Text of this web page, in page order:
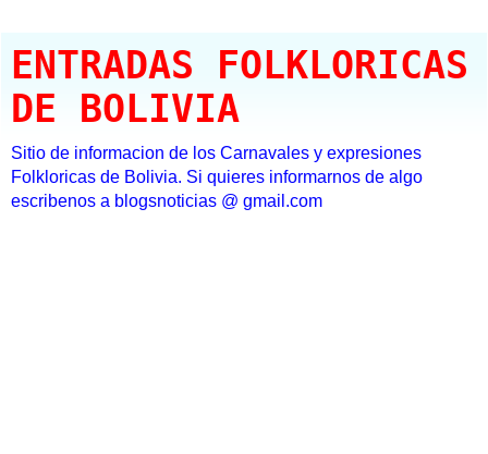
ENTRADAS FOLKLORICAS
DE BOLIVIA
Sitio de informacion de los Carnavales y expresiones
Folkloricas de Bolivia. Si quieres informarnos de algo
escribenos a blogsnoticias @ gmail.com